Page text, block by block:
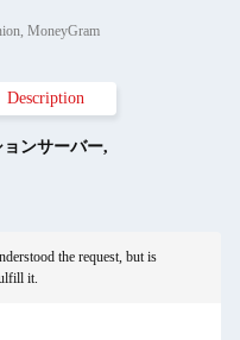
MoneyGram
Description
ンサーバー,
the request, but is
it.